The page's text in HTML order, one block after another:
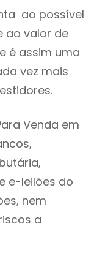
ao possível
ao valor de
é assim uma
vez mais
Venda em
e-leilões do
nem
a